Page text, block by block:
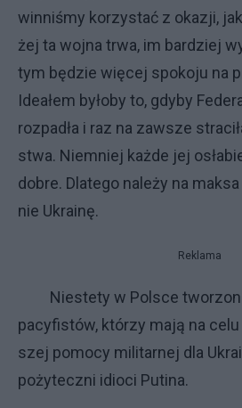
win­ni­śmy ko­rzy­stać z oka­zji,
żej ta woj­na trwa, im bar­dziej
tym bę­dzie wię­cej spo­ko­ju na
Ide­ałem by­ło­by to, gdy­by
roz­pa­dła i raz na za­wsze
stwa. Nie­mniej każ­de jej
do­bre. Dla­te­go na­le­ży na
nie Ukra­inę.
Reklama
Nie­ste­ty w Pol­sce
pa­cy­fi­stów, któ­rzy ma­ją na
szej po­mo­cy mi­li­tar­nej dla
po­ży­tecz­ni idio­ci Pu­ti­na.